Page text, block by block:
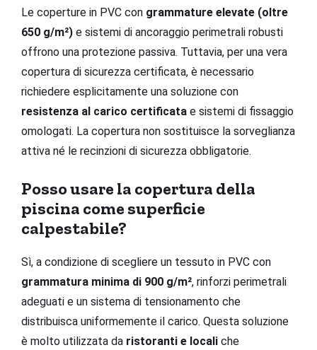
Le coperture in PVC con grammature elevate (oltre
650 g/m²) e sistemi di ancoraggio perimetrali robusti
offrono una protezione passiva. Tuttavia, per una vera
copertura di sicurezza certificata, è necessario
richiedere esplicitamente una soluzione con
resistenza al carico certificata e sistemi di fissaggio
omologati. La copertura non sostituisce la sorveglianza
attiva né le recinzioni di sicurezza obbligatorie.
Posso usare la copertura della
piscina come superficie
calpestabile?
Sì, a condizione di scegliere un tessuto in PVC con
grammatura minima di 900 g/m², rinforzi perimetrali
adeguati e un sistema di tensionamento che
distribuisca uniformemente il carico. Questa soluzione
è molto utilizzata da ristoranti e locali che